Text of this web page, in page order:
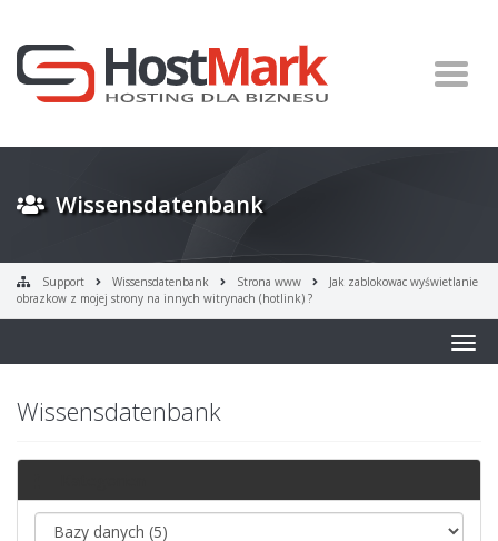
Wissensdatenbank
Support Wissensdatenbank Strona www
Jak zablokowac wyświetlanie
obrazkow z mojej strony na innych witrynach (hotlink) ?
Wissensdatenbank